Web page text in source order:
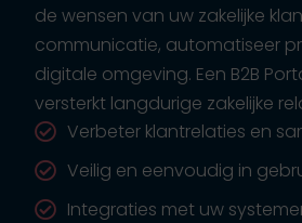
de wensen van uw zakelijke
communicatie, automatiseer
digitale omgeving. Een B2B
versterkt langdurige zakelijke
Verbeter klantrelaties en
Veilig en eenvoudig in
Integraties met uw